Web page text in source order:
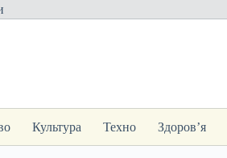
Культура Техно Здоров’я